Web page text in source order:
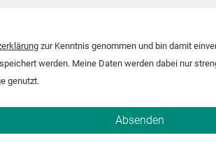
zur Kenntnis genommen und bin damit
werden. Meine Daten werden dabei nur
genutzt.
Absenden